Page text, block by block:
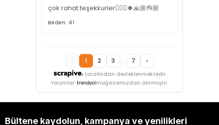
çok rahat teşekkurler🙋🏼‍♀️🍀🙏🏼👌🏼
Beden: 41
tarafından desteklenmektedir.
‹ 1 2 3 ... 7 ›
Yorumlar mağazamızdan alınmıştır.
Bültene kaydolun, kampanya ve yenilikleri